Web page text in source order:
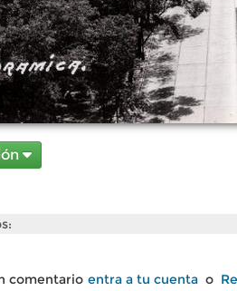
comentario entra a tu cuenta o